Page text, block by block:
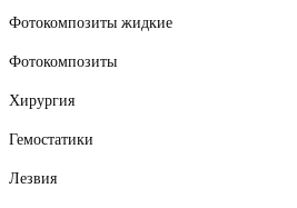
Фотокомпозиты жидкие
Фотокомпозиты
Хирургия
Гемостатики
Лезвия